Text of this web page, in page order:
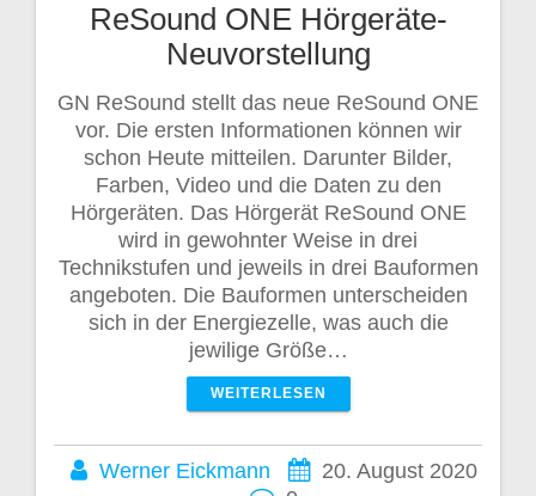
ReSound ONE Hörgeräte-
Neuvorstellung
GN ReSound stellt das neue ReSound ONE
vor. Die ersten Informationen können wir
schon Heute mitteilen. Darunter Bilder,
Farben, Video und die Daten zu den
Hörgeräten. Das Hörgerät ReSound ONE
wird in gewohnter Weise in drei
Technikstufen und jeweils in drei Bauformen
angeboten. Die Bauformen unterscheiden
sich in der Energiezelle, was auch die
jewilige Größe…
WEITERLESEN
Werner Eickmann
20. August 2020